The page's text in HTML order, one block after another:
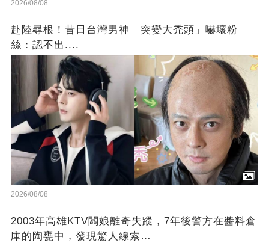
2026/08/08
赴陸尋根！昔日台灣男神「突變大禿頭」嚇壞粉
絲：認不出....
2026/08/08
2003年高雄KTV闆娘離奇失蹤，7年後警方在醬料倉
庫的陶甕中，發現驚人線索…